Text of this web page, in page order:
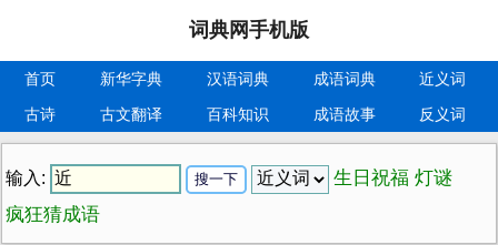
词典网手机版
首页 新华字典 汉语词典 成语词典
近义词
古诗
古文翻译 百科知识 成语故事 反义词
输入: 生日祝福 灯谜
疯狂猜成语